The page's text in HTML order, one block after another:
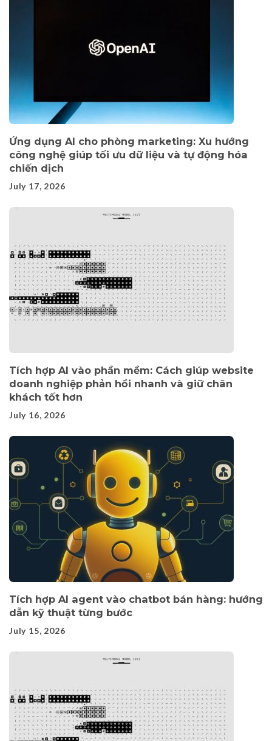
Ứng dụng AI cho phòng marketing: Xu hướng
công nghệ giúp tối ưu dữ liệu và tự động hóa
chiến dịch
July 17, 2026
Tích hợp AI vào phần mềm: Cách giúp website
doanh nghiệp phản hồi nhanh và giữ chân
khách tốt hơn
July 16, 2026
Tích hợp AI agent vào chatbot bán hàng: hướng
dẫn kỹ thuật từng bước
July 15, 2026